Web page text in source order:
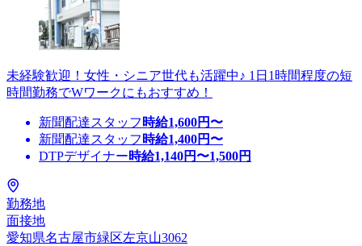
未経験歓迎！女性・シニア世代も活躍中♪ 1日1時間程度の短
時間勤務でWワークにもおすすめ！
新聞配達スタッフ 時給1,600円〜
新聞配達スタッフ 時給1,400円〜
DTPデザイナー時給1,140円〜1,500円
勤務地
面接地
愛知県名古屋市緑区左京山3062